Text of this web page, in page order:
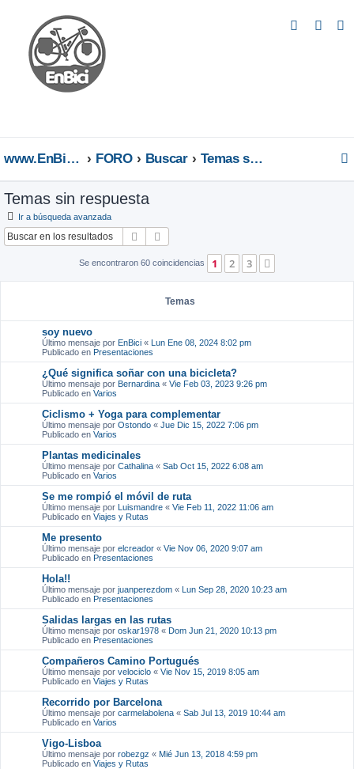
www.EnBici.eu FORO Buscar Temas sin respuesta
Temas sin respuesta
Ir a búsqueda avanzada
Buscar
Se encontraron 60 coincidencias 1 2 3
Temas
soy nuevo
Último mensaje por EnBici « Lun Ene 08, 2024 8:02 pm
Publicado en Presentaciones
¿Qué significa soñar con una bicicleta?
Último mensaje por Bernardina « Vie Feb 03, 2023 9:26 pm
Publicado en Varios
Ciclismo + Yoga para complementar
Último mensaje por Ostondo « Jue Dic 15, 2022 7:06 pm
Publicado en Varios
Plantas medicinales
Último mensaje por Cathalina « Sab Oct 15, 2022 6:08 am
Publicado en Varios
Se me rompió el móvil de ruta
Último mensaje por Luismandre « Vie Feb 11, 2022 11:06 am
Publicado en Viajes y Rutas
Me presento
Último mensaje por elcreador « Vie Nov 06, 2020 9:07 am
Publicado en Presentaciones
Hola!!
Último mensaje por juanperezdom « Lun Sep 28, 2020 10:23 am
Publicado en Presentaciones
Salidas largas en las rutas
Último mensaje por oskar1978 « Dom Jun 21, 2020 10:13 pm
Publicado en Presentaciones
Compañeros Camino Portugués
Último mensaje por velociclo « Vie Nov 15, 2019 8:05 am
Publicado en Viajes y Rutas
Recorrido por Barcelona
Último mensaje por carmelabolena « Sab Jul 13, 2019 10:44 am
Publicado en Varios
Vigo-Lisboa
Último mensaje por robezgz « Mié Jun 13, 2018 4:59 pm
Publicado en Viajes y Rutas